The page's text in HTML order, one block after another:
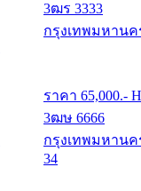
3ฒร 3333
กรุงเทพมหานค
ราคา 65,000.-
3ฒษ 6666
กรุงเทพมหานค
34